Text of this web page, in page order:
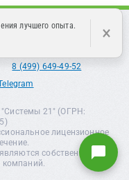
Контакты
8 (499) 649-49-52
"Системы 21" (ОГРН:
лицензионное
собственностью
компаний.
лучшего опыта.
×